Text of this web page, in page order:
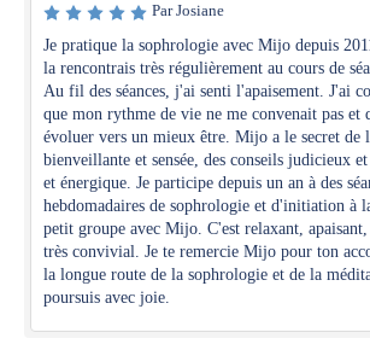
Par Josiane
Je pratique la sophrologie avec Mijo depuis
la rencontrais très régulièrement au cours de
Au fil des séances, j'ai senti l'apaisement. J'ai
que mon rythme de vie ne me convenait pas et
évoluer vers un mieux être. Mijo a le secret de
bienveillante et sensée, des conseils judicieux
et énergique. Je participe depuis un an à des
hebdomadaires de sophrologie et d'initiation à
petit groupe avec Mijo. C'est relaxant,
très convivial. Je te remercie Mijo pour ton
la longue route de la sophrologie et de la
poursuis avec joie.